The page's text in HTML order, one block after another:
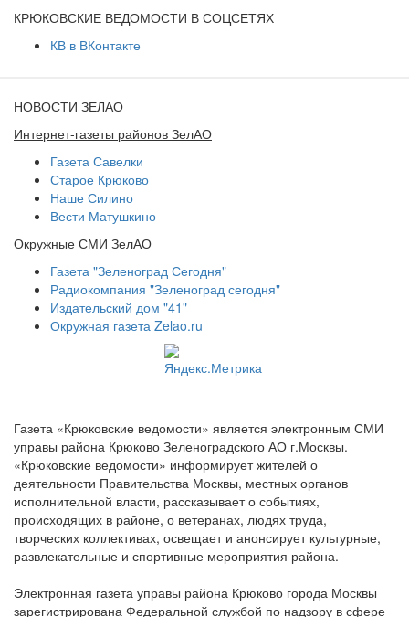
КРЮКОВСКИЕ ВЕДОМОСТИ В СОЦСЕТЯХ
КВ в ВКонтакте
НОВОСТИ ЗЕЛАО
Интернет-газеты районов ЗелАО
Газета Савелки
Старое Крюково
Наше Силино
Вести Матушкино
Окружные СМИ ЗелАО
Газета "Зеленоград Сегодня"
Радиокомпания "Зеленоград сегодня"
Издательский дом "41"
Окружная газета Zelao.ru
Газета «Крюковские ведомости» является электронным СМИ
управы района Крюково Зеленоградского АО г.Москвы.
«Крюковские ведомости» информирует жителей о
деятельности Правительства Москвы, местных органов
исполнительной власти, рассказывает о событиях,
происходящих в районе, о ветеранах, людях труда,
творческих коллективах, освещает и анонсирует культурные,
развлекательные и спортивные мероприятия района.
Электронная газета управы района Крюково города Москвы
зарегистрирована Федеральной службой по надзору в сфере